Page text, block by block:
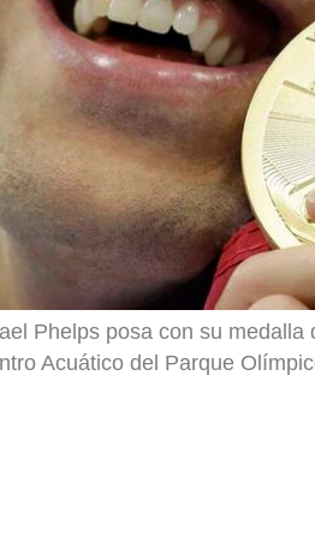
Phelps posa con su
Acuático del Parque